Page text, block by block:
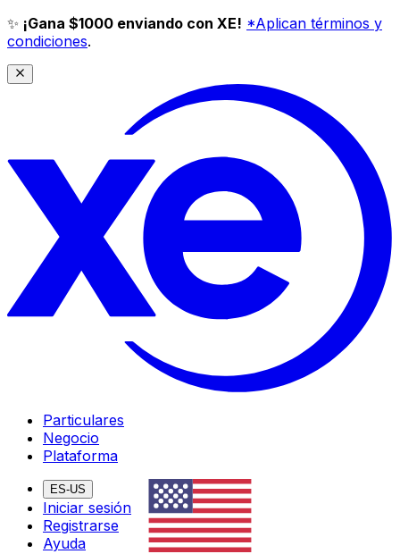
✨ ¡Gana $1000 enviando con XE! *Aplican términos y
condiciones.
Particulares
Negocio
Plataforma
ES-US
Iniciar sesión
Registrarse
Ayuda